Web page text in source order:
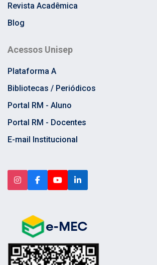
Revista Acadêmica
Blog
Acessos Unisep
Plataforma A
Bibliotecas / Periódicos
Portal RM - Aluno
Portal RM - Docentes
E-mail Institucional